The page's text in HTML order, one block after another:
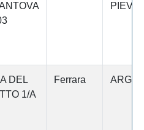
PIEVE
DEL
1/A
Ferrara